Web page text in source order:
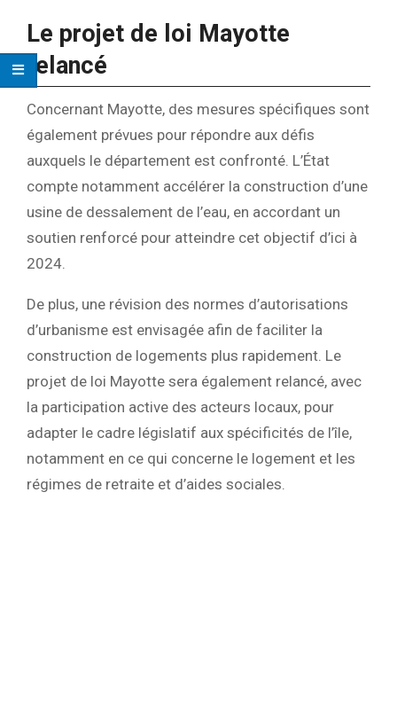
Le projet de loi Mayotte
relancé
Concernant Mayotte, des mesures spécifiques sont
également prévues pour répondre aux défis
auxquels le département est confronté. L’État
compte notamment accélérer la construction d’une
usine de dessalement de l’eau, en accordant un
soutien renforcé pour atteindre cet objectif d’ici à
2024.
De plus, une révision des normes d’autorisations
d’urbanisme est envisagée afin de faciliter la
construction de logements plus rapidement. Le
projet de loi Mayotte sera également relancé, avec
la participation active des acteurs locaux, pour
adapter le cadre législatif aux spécificités de l’île,
notamment en ce qui concerne le logement et les
régimes de retraite et d’aides sociales.